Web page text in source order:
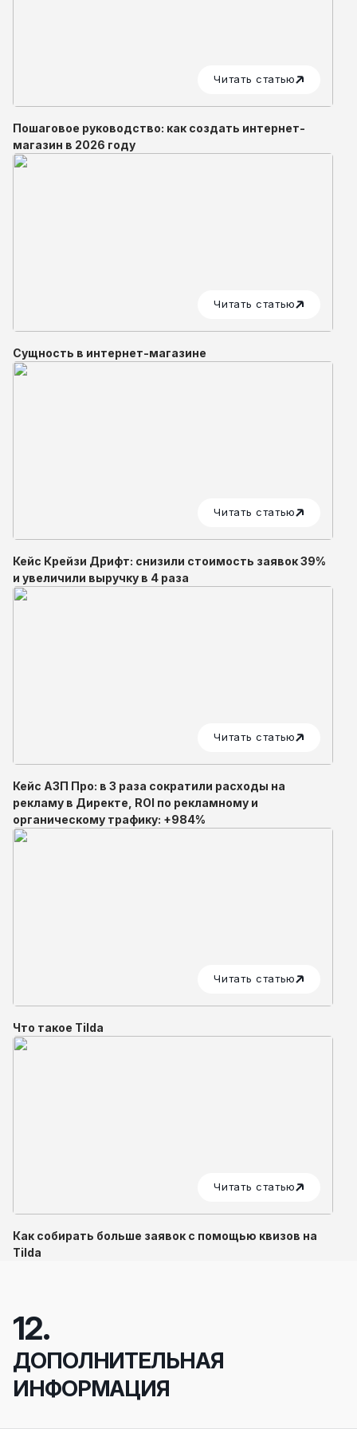
Читать статью
Пошаговое руководство: как создать интернет-
магазин в 2026 году
Читать статью
Сущность в интернет-магазине
Читать статью
Кейс Крейзи Дрифт: снизили стоимость заявок 39%
и увеличили выручку в 4 раза
Читать статью
Кейс АЗП Про: в 3 раза сократили расходы на
рекламу в Директе, ROI по рекламному и
органическому трафику: +984%
Читать статью
Что такое Tilda
Читать статью
Как собирать больше заявок с помощью квизов на
Tilda
12.
ДОПОЛНИТЕЛЬНАЯ
ИНФОРМАЦИЯ